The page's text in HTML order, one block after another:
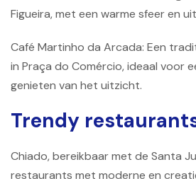
Figueira, met een warme sfeer en
Café Martinho da Arcada: Een
in Praça do Comércio, ideaal voor
genieten van het uitzicht.
Trendy
Chiado, bereikbaar met de Santa
restaurants met moderne en